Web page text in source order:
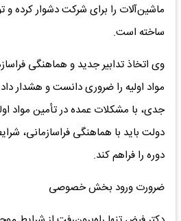
ماشین‌آلات را برای شرکت دشوار کرده و
ساخته است.
وی اتخاذ تدابیر جدید و هماهنگی
مواد اولیه را ضروری دانست و هشدار
جدی، با مشکلات عمده در تأمین مواد
دولت باید با هماهنگی فراسازمانی،
دوره را فراهم کند.
ضرورت ورود بخش خصوصی